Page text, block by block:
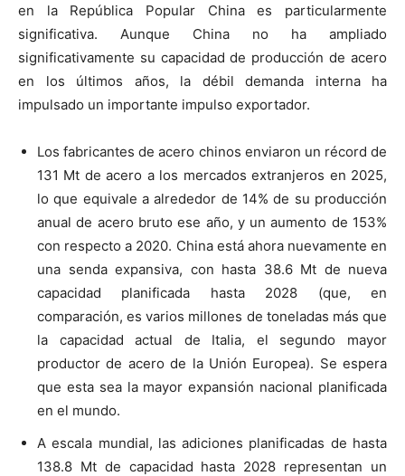
en la República Popular China es particularmente
significativa. Aunque China no ha ampliado
significativamente su capacidad de producción de acero
en los últimos años, la débil demanda interna ha
impulsado un importante impulso exportador.
Los fabricantes de acero chinos enviaron un récord de
131 Mt de acero a los mercados extranjeros en 2025,
lo que equivale a alrededor de 14% de su producción
anual de acero bruto ese año, y un aumento de 153%
con respecto a 2020. China está ahora nuevamente en
una senda expansiva, con hasta 38.6 Mt de nueva
capacidad planificada hasta 2028 (que, en
comparación, es varios millones de toneladas más que
la capacidad actual de Italia, el segundo mayor
productor de acero de la Unión Europea). Se espera
que esta sea la mayor expansión nacional planificada
en el mundo.
A escala mundial, las adiciones planificadas de hasta
138.8 Mt de capacidad hasta 2028 representan un